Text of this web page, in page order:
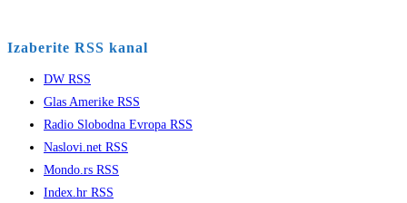
Izaberite RSS kanal
DW RSS
Glas Amerike RSS
Radio Slobodna Evropa RSS
Naslovi.net RSS
Mondo.rs RSS
Index.hr RSS